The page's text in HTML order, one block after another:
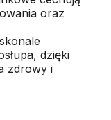
oraz
dzięki
zdrowy i